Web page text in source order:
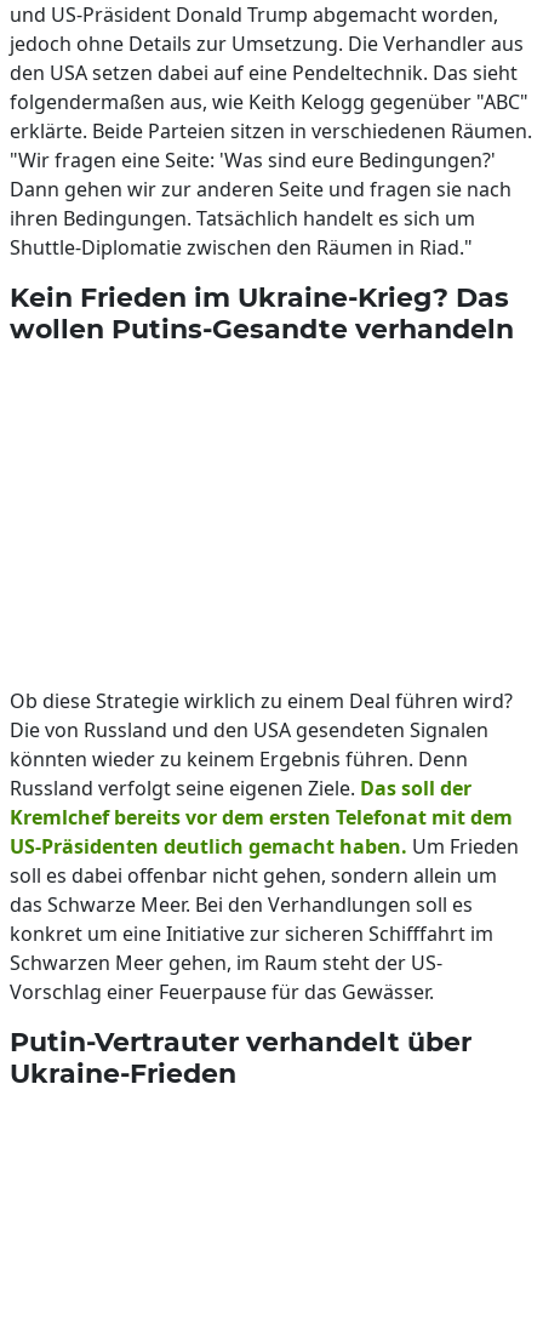
und US-Präsident Donald Trump abgemacht worden,
jedoch ohne Details zur Umsetzung. Die Verhandler aus
den USA setzen dabei auf eine Pendeltechnik. Das sieht
folgendermaßen aus, wie Keith Kelogg gegenüber "ABC"
erklärte. Beide Parteien sitzen in verschiedenen Räumen.
"Wir fragen eine Seite: 'Was sind eure Bedingungen?'
Dann gehen wir zur anderen Seite und fragen sie nach
ihren Bedingungen. Tatsächlich handelt es sich um
Shuttle-Diplomatie zwischen den Räumen in Riad."
Kein Frieden im Ukraine-Krieg? Das
wollen Putins-Gesandte verhandeln
Ob diese Strategie wirklich zu einem Deal führen wird?
Die von Russland und den USA gesendeten Signalen
könnten wieder zu keinem Ergebnis führen. Denn
Russland verfolgt seine eigenen Ziele. Das soll der
Kremlchef bereits vor dem ersten Telefonat mit dem
US-Präsidenten deutlich gemacht haben. Um Frieden
soll es dabei offenbar nicht gehen, sondern allein um
das Schwarze Meer. Bei den Verhandlungen soll es
konkret um eine Initiative zur sicheren Schifffahrt im
Schwarzen Meer gehen, im Raum steht der US-
Vorschlag einer Feuerpause für das Gewässer.
Putin-Vertrauter verhandelt über
Ukraine-Frieden